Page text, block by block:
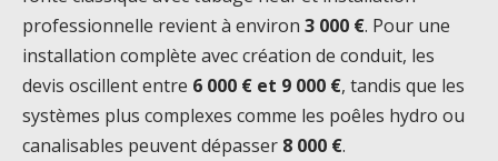
professionnelle revient à environ 3 000 €. Pour une
installation complète avec création de conduit, les
devis oscillent entre 6 000 € et 9 000 €, tandis que les
systèmes plus complexes comme les poêles hydro ou
canalisables peuvent dépasser 8 000 €.